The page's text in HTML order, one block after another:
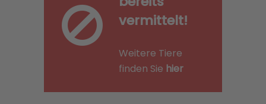
vermittelt!
Weitere Tiere
finden Sie hier